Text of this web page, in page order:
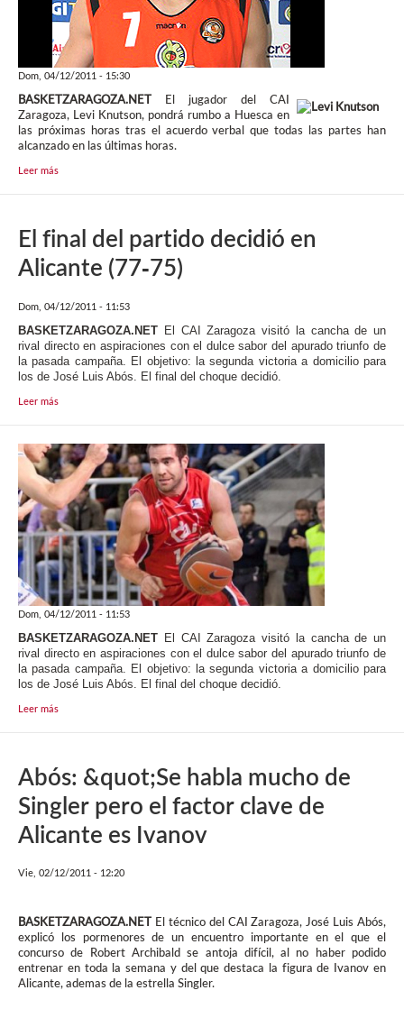
Dom, 04/12/2011 - 15:30
BASKETZARAGOZA.NET El jugador del CAI
Zaragoza, Levi Knutson, pondrá rumbo a Huesca en
las próximas horas tras el acuerdo verbal que todas las partes han
alcanzado en las últimas horas.
Leer más
El final del partido decidió en
Alicante (77-75)
Dom, 04/12/2011 - 11:53
BASKETZARAGOZA.NET El CAI Zaragoza visitó la cancha de un
rival directo en aspiraciones con el dulce sabor del apurado triunfo de
la pasada campaña. El objetivo: la segunda victoria a domicilio para
los de José Luis Abós. El final del choque decidió.
Leer más
Dom, 04/12/2011 - 11:53
BASKETZARAGOZA.NET El CAI Zaragoza visitó la cancha de un
rival directo en aspiraciones con el dulce sabor del apurado triunfo de
la pasada campaña. El objetivo: la segunda victoria a domicilio para
los de José Luis Abós. El final del choque decidió.
Leer más
Abós: &quot;Se habla mucho de
Singler pero el factor clave de
Alicante es Ivanov
Vie, 02/12/2011 - 12:20
BASKETZARAGOZA.NET El técnico del CAI Zaragoza, José Luis Abós,
explicó los pormenores de un encuentro importante en el que el
concurso de Robert Archibald se antoja difícil, al no haber podido
entrenar en toda la semana y del que destaca la figura de Ivanov en
Alicante, ademas de la estrella Singler.